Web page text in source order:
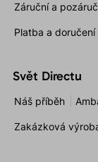
Záruční a
Platba a doručení
Svět Directu
Náš příběh
Zakázková